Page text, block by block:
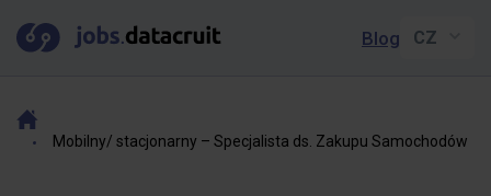
Blog
Mobilny/ stacjonarny – Specjalista ds. Zakupu Samochodów